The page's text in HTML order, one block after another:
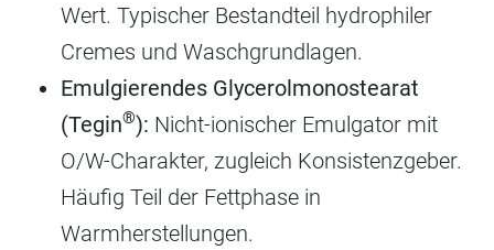
Wert. Typischer Bestandteil hydrophiler
Cremes und Waschgrundlagen.
Emulgierendes Glycerolmonostearat
(Tegin®): Nicht-ionischer Emulgator mit
O/W-Charakter, zugleich Konsistenzgeber.
Häufig Teil der Fettphase in
Warmherstellungen.